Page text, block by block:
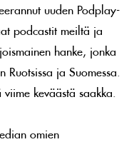
uuden Podplay-
podcastit meiltä ja
hanke, jonka
ja Suomessa.
keväästä saakka.
omien